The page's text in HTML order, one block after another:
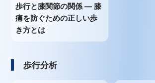
歩行と膝関節の関係 ― 膝
痛を防ぐための正しい歩
き方とは
歩行分析